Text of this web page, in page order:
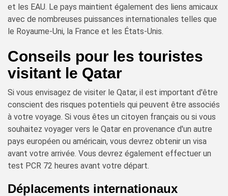
et les EAU. Le pays maintient également des liens amicaux
avec de nombreuses puissances internationales telles que
le Royaume-Uni, la France et les États-Unis.
Conseils pour les touristes
visitant le Qatar
Si vous envisagez de visiter le Qatar, il est important d'être
conscient des risques potentiels qui peuvent être associés
à votre voyage. Si vous êtes un citoyen français ou si vous
souhaitez voyager vers le Qatar en provenance d'un autre
pays européen ou américain, vous devrez obtenir un visa
avant votre arrivée. Vous devrez également effectuer un
test PCR 72 heures avant votre départ.
Déplacements internationaux